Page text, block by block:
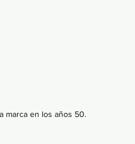
marca en los años 50.